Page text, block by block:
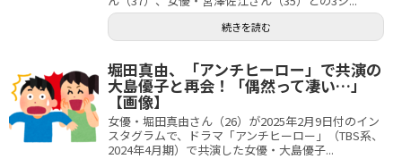
続きを読む
堀田真由、「アンチヒーロー」で共演の
大島優子と再会！「偶然って凄い…」
【画像】
女優・堀田真由さん（26）が2025年2月9日付のイン
スタグラムで、ドラマ「アンチヒーロー」（TBS系、
2024年4月期）で共演した女優・大島優子...